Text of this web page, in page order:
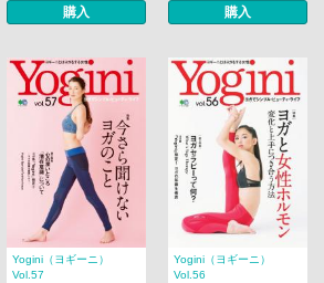
購入 購入
Yogini（ヨギーニ）
Vol.57
Yogini（ヨギーニ）
Vol.56